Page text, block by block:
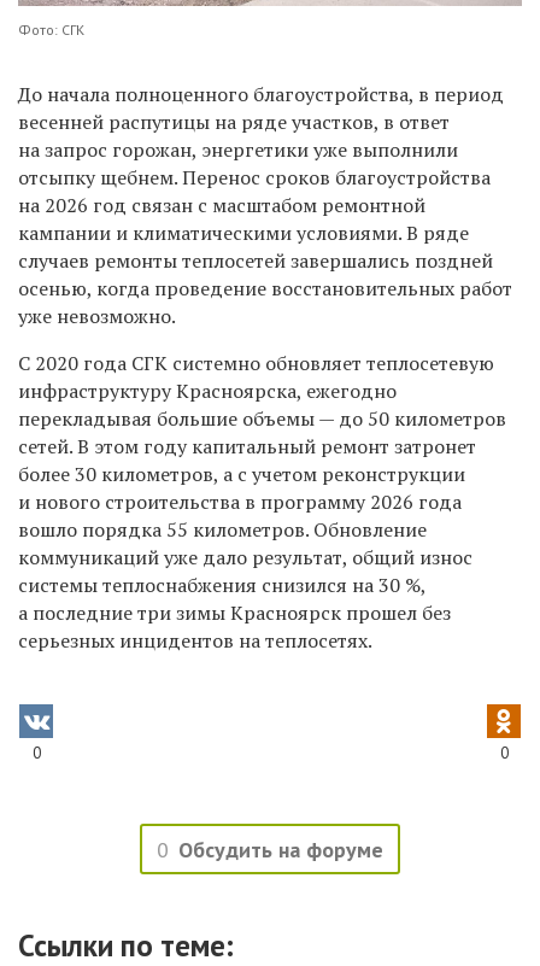
Фото: СГК
До начала полноценного благоустройства, в период
весенней распутицы на ряде участков, в ответ
на запрос горожан, энергетики уже выполнили
отсыпку щебнем. Перенос сроков благоустройства
на 2026 год связан с масштабом ремонтной
кампании и климатическими условиями. В ряде
случаев ремонты теплосетей завершались поздней
осенью, когда проведение восстановительных работ
уже невозможно.
С 2020 года СГК системно обновляет теплосетевую
инфраструктуру Красноярска, ежегодно
перекладывая большие объемы — до 50 километров
сетей. В этом году капитальный ремонт затронет
более 30 километров, а с учетом реконструкции
и нового строительства в программу 2026 года
вошло порядка 55 километров. Обновление
коммуникаций уже дало результат, общий износ
системы теплоснабжения снизился на 30 %,
а последние три зимы Красноярск прошел без
серьезных инцидентов на теплосетях.
0 0
0 Обсудить на форуме
Ссылки по теме: